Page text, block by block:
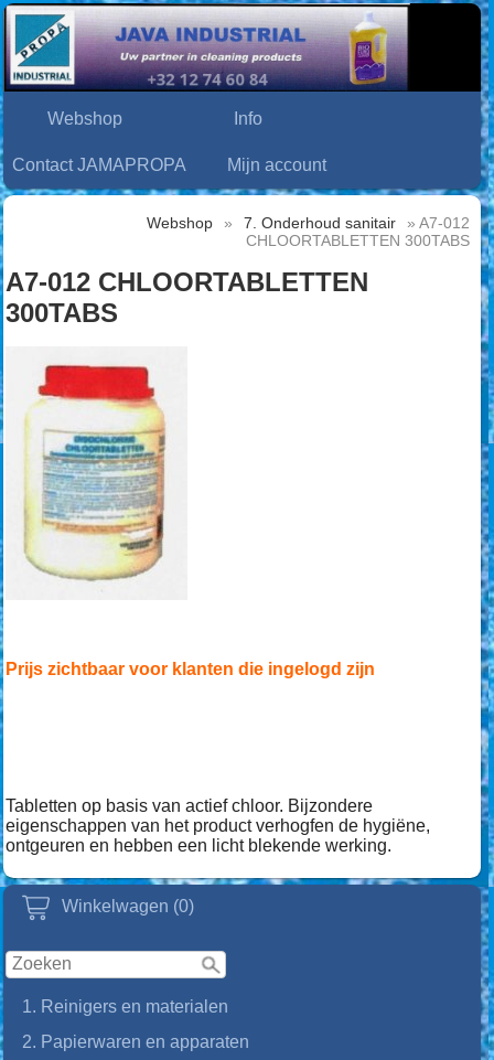
Webshop Info
Contact JAMAPROPA Mijn account
Winkelwagen (0)
1. Reinigers en materialen
2. Papierwaren en apparaten
Webshop » 7. Onderhoud sanitair
» A7-012
CHLOORTABLETTEN 300TABS
A7-012 CHLOORTABLETTEN
300TABS
Prijs zichtbaar voor klanten die ingelogd zijn
Tabletten op basis van actief chloor. Bijzondere
eigenschappen van het product verhogfen de hygiëne,
ontgeuren en hebben een licht blekende werking.